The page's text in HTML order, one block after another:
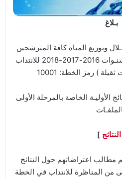
بـلاغ
وتوزيع المياه كافة المترشحين
للمناظرة الخارجيـة بعنوان سنـوات 2016-2017-2018 للانتداب
الأوليـة الخاصة بالمرحلة الأولى
[ النتائج
مطالب اعتراضاتهم حول النتائج
من المناظرة للانتداب في الخطة